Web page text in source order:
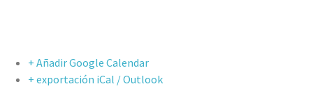
+ Añadir Google Calendar
+ exportación iCal / Outlook